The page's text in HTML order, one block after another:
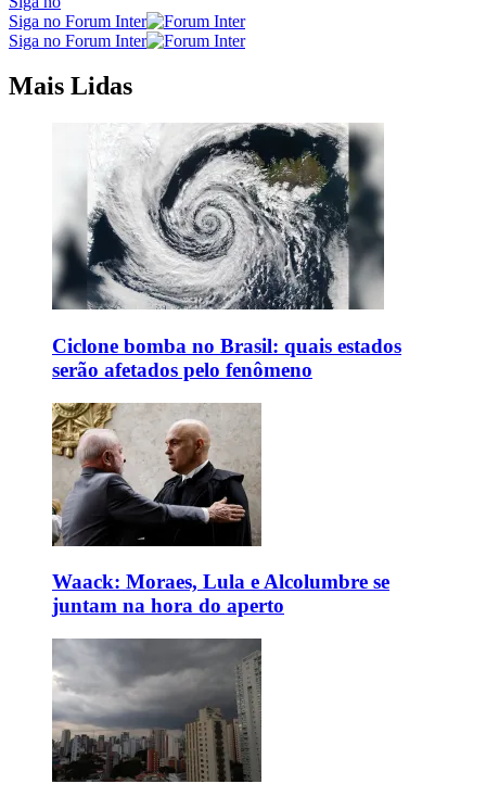
Siga no Forum Inter
Siga no Forum Inter
Mais Lidas
Ciclone bomba no Brasil: quais estados
serão afetados pelo fenômeno
Waack: Moraes, Lula e Alcolumbre se
juntam na hora do aperto